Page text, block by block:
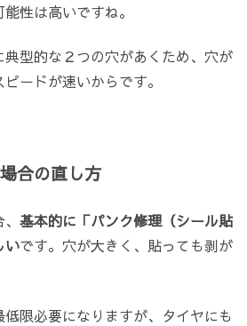
性は高いですね。
典型的な２つの穴があくため、穴が
ードが速いからです。
合の直し方
基本的に「パンク修理（シール貼
いです。穴が大きく、貼っても剥が
低限必要になりますが、タイヤにも